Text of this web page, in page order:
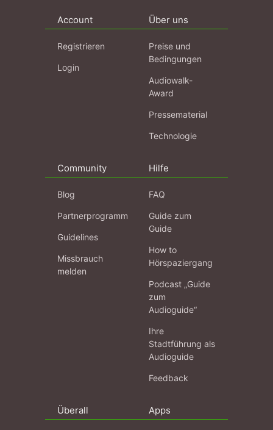
Account
Registrieren
Login
Über uns
Preise und
Bedingungen
Audiowalk-
Award
Pressematerial
Technologie
Community
Blog
Partnerprogramm
Guidelines
Missbrauch
melden
Hilfe
FAQ
Guide zum
Guide
How to
Hörspaziergang
Podcast „Guide
zum
Audioguide“
Ihre
Stadtführung als
Audioguide
Feedback
Überall Apps